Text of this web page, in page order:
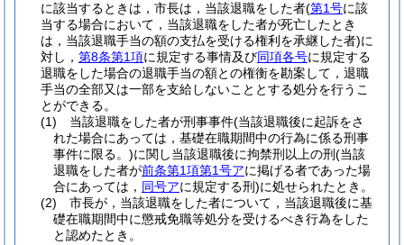
に該当するときは，市長は，当該退職をした者(第1号に該
当する場合において，当該退職をした者が死亡したとき
は，当該退職手当の額の支払を受ける権利を承継した者)に
対し， 第8条第1項に規定する事情及び同項各号に規定する
退職をした場合の退職手当の額との権衡を勘案して，退職
手当の全部又は一部を支給しないこととする処分を行うこ
とができる。
(1)
当該退職をした者が刑事事件(当該退職後に起訴をさ
れた場合にあっては，基礎在職期間中の行為に係る刑事
事件に限る。)に関し当該退職後に拘禁刑以上の刑(当該
退職をした者が前条第1項第1号アに掲げる者であった場
合にあっては， 同号アに規定する刑)に処せられたとき。
(2)
市長が，当該退職をした者について，当該退職後に基
礎在職期間中に懲戒免職等処分を受けるべき行為をした
と認めたとき。